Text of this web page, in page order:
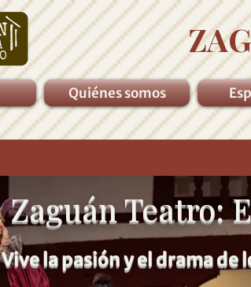
Quiénes somos
Zaguán Teatro:
Vive la pasión y el drama de